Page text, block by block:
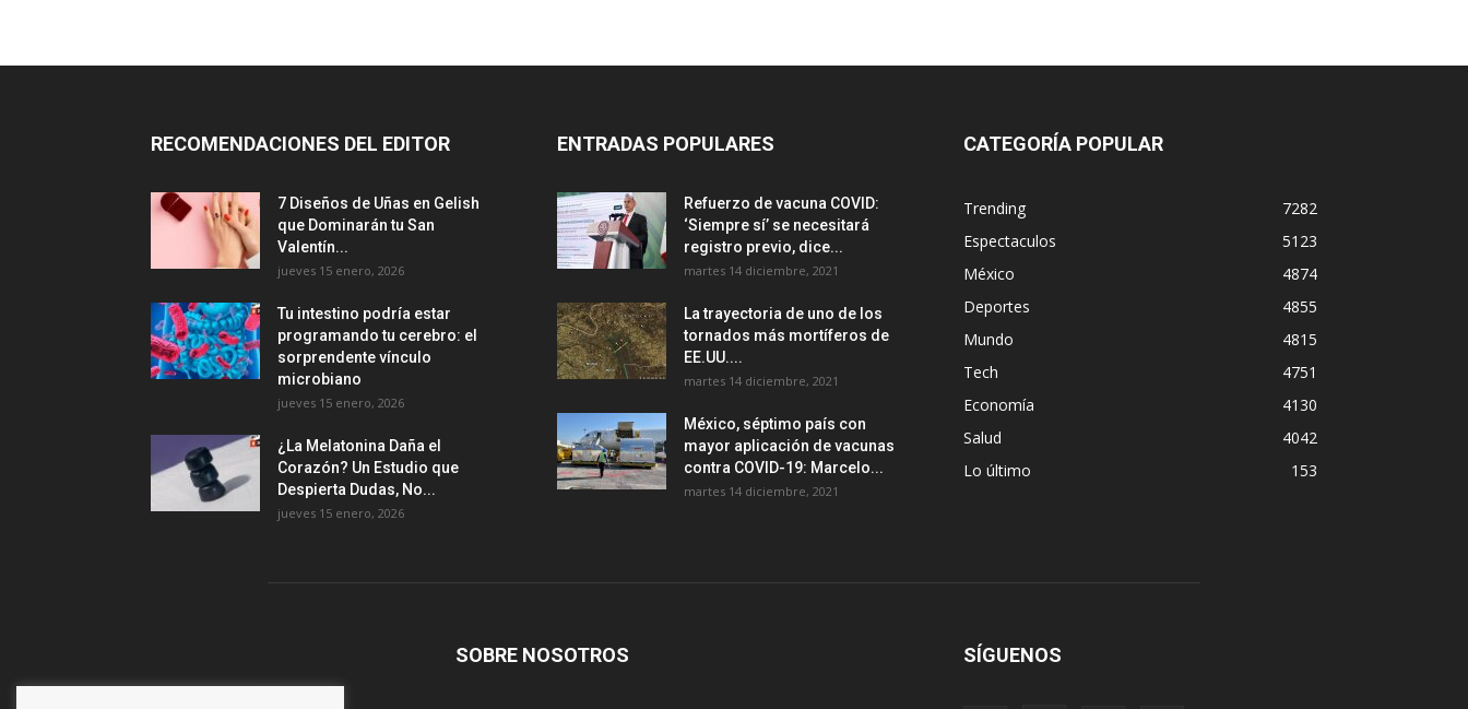
RECOMENDACIONES DEL EDITOR
7 Diseños de Uñas en Gelish
que Dominarán tu San
Valentín...
jueves 15 enero, 2026
Tu intestino podría estar
programando tu cerebro: el
sorprendente vínculo
microbiano
jueves 15 enero, 2026
¿La Melatonina Daña el
Corazón? Un Estudio que
Despierta Dudas, No...
jueves 15 enero, 2026
ENTRADAS POPULARES
Refuerzo de vacuna COVID:
‘Siempre sí’ se necesitará
registro previo, dice...
martes 14 diciembre, 2021
La trayectoria de uno de los
tornados más mortíferos de
EE.UU....
martes 14 diciembre, 2021
México, séptimo país con
mayor aplicación de vacunas
contra COVID-19: Marcelo...
martes 14 diciembre, 2021
CATEGORÍA POPULAR
Trending
7282
Espectaculos
5123
México
4874
Deportes
4855
Mundo
4815
Tech
4751
Economía
4130
Salud
4042
Lo último
153
SOBRE NOSOTROS SÍGUENOS